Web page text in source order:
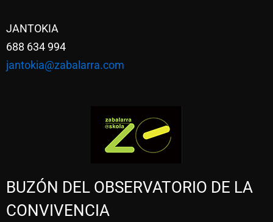
JANTOKIA
688 634 994
jantokia@zabalarra.com
BUZÓN DEL OBSERVATORIO DE LA
CONVIVENCIA